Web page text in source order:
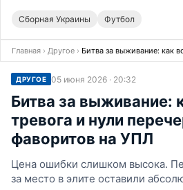
Сборная Украины Футбол
Главная › Другое › Битва за выживание: как
ДРУГОЕ 05 июня 2026 · 20:32
Битва за выживание:
тревога и нули
фаворитов на УПЛ
Цена ошибки слишком высока.
за место в элите оставили